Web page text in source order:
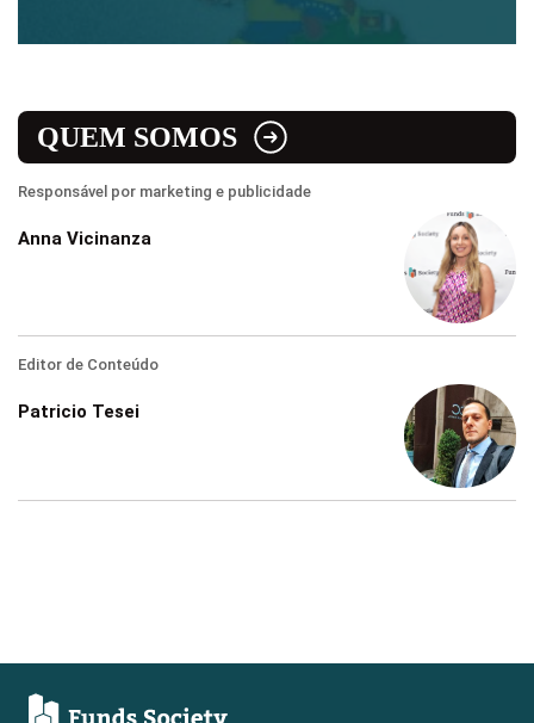
QUEM SOMOS
Responsável por marketing e publicidade
Anna Vicinanza
Editor de Conteúdo
Patricio Tesei